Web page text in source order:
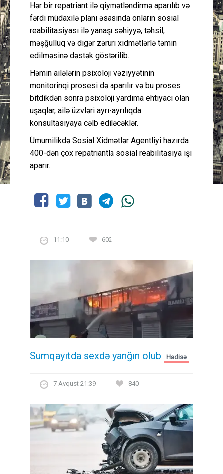
Hər bir repatriant ilə qiymətləndirmə aparılıb və
fərdi müdaxilə planı əsasında onların sosial
reabilitasiyası ilə yanaşı səhiyyə, təhsil,
məşğulluq və digər zəruri xidmətlərlə təmin
edilməsinə dəstək göstərilib.
Həmin ailələrin psixoloji vəziyyətinin
monitorinqi prosesi də aparılır və bu proses
bitdikdən sonra psixoloji yardıma ehtiyacı olan
uşaqlar, ailə üzvləri ayrı-ayrılıqda
konsultasiyaya cəlb ediləcəklər.
Ümumilikdə Sosial Xidmətlər Agentliyi hazırda
400-dən çox repatriantla sosial reabilitasiya işi
aparır.
11:10 602
Sumqayıtda sexdə yanğın olub Hadisə
7 Avqust 21:39 840